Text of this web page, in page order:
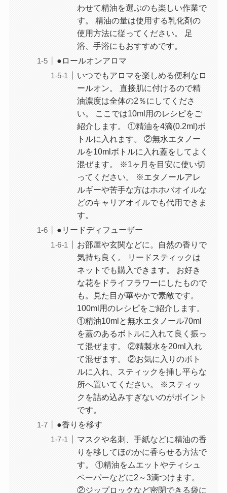
わせて精油を選ぶのも楽しい作業で
す。 精油の量は使用する乳化剤の
使用方法に従ってください。 足
浴、手浴にもおすすめです。
●ロールオンアロマ
いつでもアロマを楽しめる便利なロ
ールオン。 直接肌に付けるので精
油濃度は全体の2％にしてくださ
い。 ここでは10ml用のレシピをご
紹介します。 ①精油を4滴(0.2ml)ボ
トルに入れます。 ②無水エタノー
ルを10mlボトルに入れ蓋をしてよく
混ぜます。 ※1ヶ月を目安に使い切
ってください。 ※エタノールアレ
ルギーや苦手な方はホホバオイルな
どのキャリアオイルでも代用できま
す。
●リードディフューザー
お部屋や玄関などに。自然の香りで
気持ち良く。 リードスティックは
ネットでも購入できます。 お好き
な花をドライフラワーにしたもので
も。見た目が華やかで素敵です。
100ml用のレシピをご紹介します。
①精油10mlと無水エタノール70ml
を蓋のあるボトルに入れて良く振っ
て混ぜます。 ②精製水を20ml入れ
て混ぜます。 ②お気に入りのボト
ルに入れ、スティックを挿し平らな
所へ置いてください。 ※スティッ
クを詰め込みすぎないのがポイント
です。
●香りを移す
マスクや名刺、手紙などに精油の香
りを移してほのかに香らせる方法で
す。 ①精油をムエットやティシュ
ペーパーなどに2～3滴つけます。
②ジップロックなど密閉できる袋に